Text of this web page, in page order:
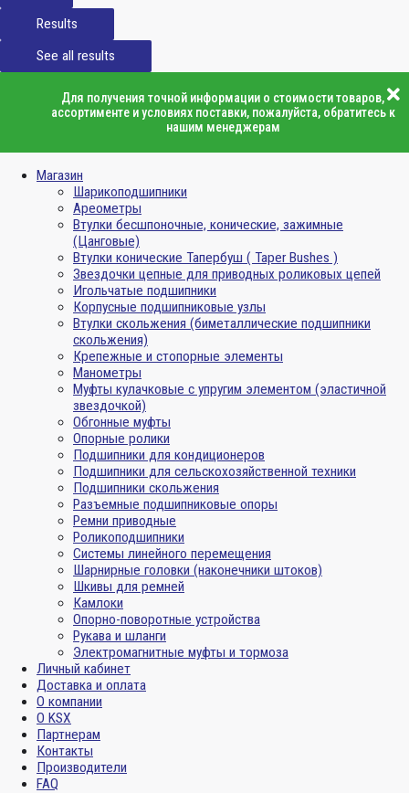
Results
See all results
Для получения точной информации о стоимости товаров,
ассортименте и условиях поставки, пожалуйста, обратитесь к
нашим менеджерам
Магазин
Шарикоподшипники
Ареометры
Втулки бесшпоночные, конические, зажимные
(Цанговые)
Втулки конические Тапербуш ( Taper Bushes )
Звездочки цепные для приводных роликовых цепей
Игольчатые подшипники
Корпусные подшипниковые узлы
Втулки скольжения (биметаллические подшипники
скольжения)
Крепежные и стопорные элементы
Манометры
Муфты кулачковые с упругим элементом (эластичной
звездочкой)
Обгонные муфты
Опорные ролики
Подшипники для кондиционеров
Подшипники для сельскохозяйственной техники
Подшипники скольжения
Разъемные подшипниковые опоры
Ремни приводные
Роликоподшипники
Системы линейного перемещения
Шарнирные головки (наконечники штоков)
Шкивы для ремней
Камлоки
Опорно-поворотные устройства
Рукава и шланги
Электромагнитные муфты и тормоза
Личный кабинет
Доставка и оплата
О компании
О KSX
Партнерам
Контакты
Производители
FAQ